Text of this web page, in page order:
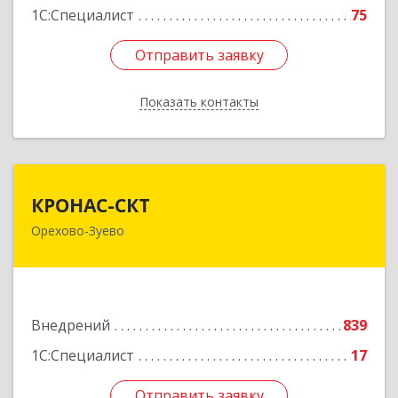
1С:Специалист 75
Отправить заявку
Показать контакты
Отправить заявку
Назад
КРОНАС-СКТ
Орехово-Зуево
Внедрений
839
1С:Специалист
17
142600, Московская обл, Орехово-Зуево г,